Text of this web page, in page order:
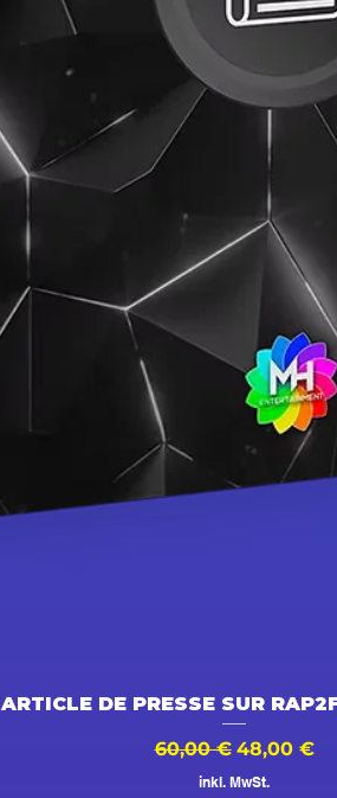
Schnellansicht
ARTICLE DE PRESSE SUR
Standardpreis
60,00 € Sale-Preis
48,00 €
inkl. MwSt.